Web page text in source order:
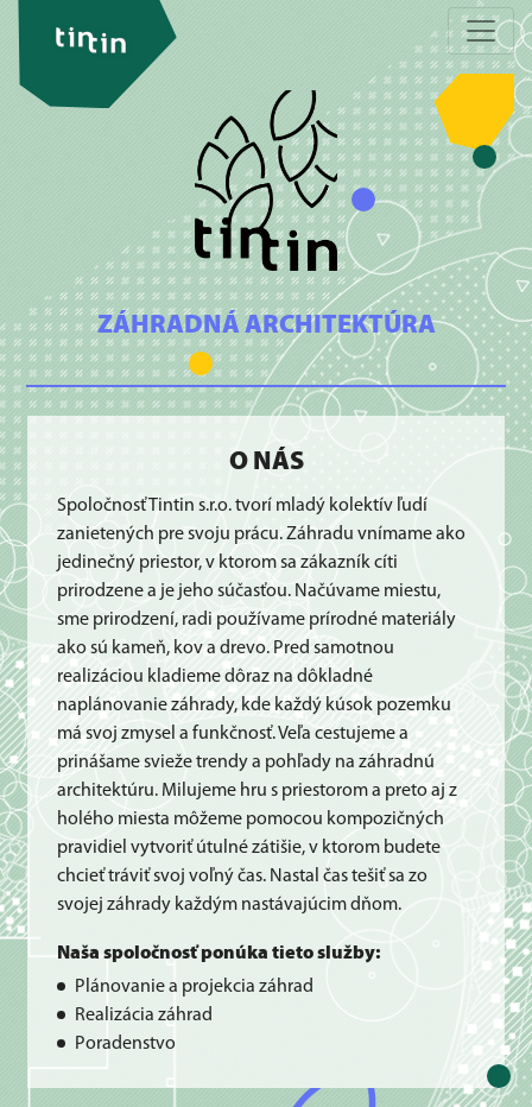
ZÁHRADNÁ ARCHITEKTÚRA
O NÁS
Spoločnosť Tintin s.r.o. tvorí mladý kolektív ľudí
zanietených pre svoju prácu. Záhradu vnímame ako
jedinečný priestor, v ktorom sa zákazník cíti
prirodzene a je jeho súčasťou. Načúvame miestu,
sme prirodzení, radi používame prírodné materiály
ako sú kameň, kov a drevo. Pred samotnou
realizáciou kladieme dôraz na dôkladné
naplánovanie záhrady, kde každý kúsok pozemku
má svoj zmysel a funkčnosť. Veľa cestujeme a
prinášame svieže trendy a pohľady na záhradnú
architektúru. Milujeme hru s priestorom a preto aj z
holého miesta môžeme pomocou kompozičných
pravidiel vytvoriť útulné zátišie, v ktorom budete
chcieť tráviť svoj voľný čas. Nastal čas tešiť sa zo
svojej záhrady každým nastávajúcim dňom.
Naša spoločnosť ponúka tieto služby:
Plánovanie a projekcia záhrad
Realizácia záhrad
Poradenstvo